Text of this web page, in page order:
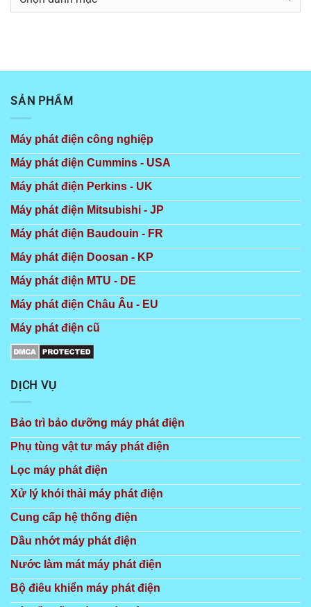
SẢN PHẨM
Máy phát điện công nghiệp
Máy phát điện Cummins - USA
Máy phát điện Perkins - UK
Máy phát điện Mitsubishi - JP
Máy phát điện Baudouin - FR
Máy phát điện Doosan - KP
Máy phát điện MTU - DE
Máy phát điện Châu Âu - EU
Máy phát điện cũ
DỊCH VỤ
Bảo trì bảo dưỡng máy phát điện
Phụ tùng vật tư máy phát điện
Lọc máy phát điện
Xử lý khói thải máy phát điện
Cung cấp hệ thống điện
Dầu nhớt máy phát điện
Nước làm mát máy phát điện
Bộ điêu khiển máy phát điện